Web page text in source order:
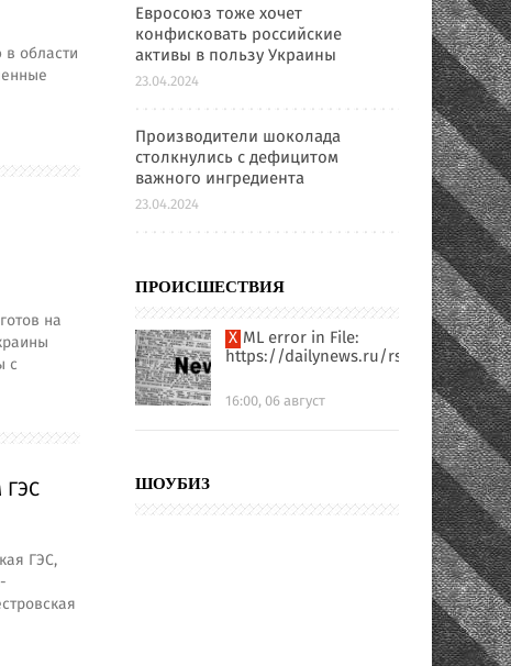
области
на
с
ГЭС
ГЭС,
Евросоюз тоже хочет
конфисковать российские
активы в пользу Украины
23.04.2024
Производители шоколада
столкнулись с дефицитом
важного ингредиента
23.04.2024
ПРОИСШЕСТВИЯ
XML error in File:
https://dailynews.ru/rssfull.xml
16:00, 06 август
ШОУБИЗ